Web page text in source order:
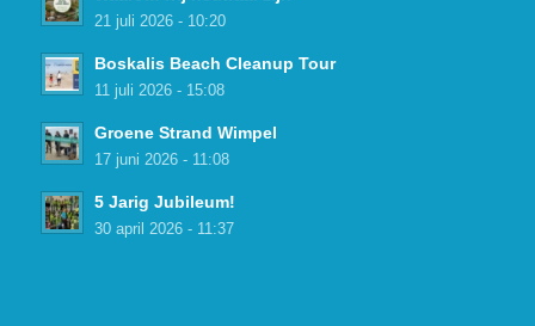
21 juli 2026 - 10:20
Boskalis Beach Cleanup Tour
11 juli 2026 - 15:08
Groene Strand Wimpel
17 juni 2026 - 11:08
5 Jarig Jubileum!
30 april 2026 - 11:37